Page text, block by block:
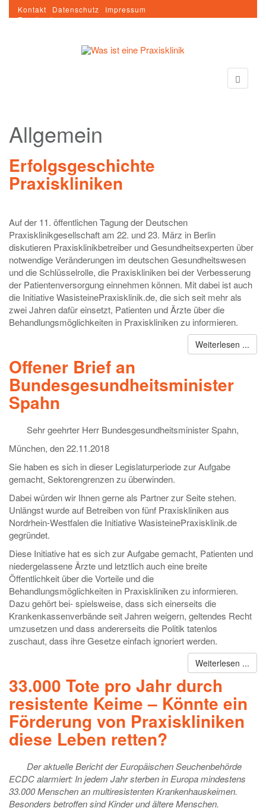
Kontakt Datenschutz
Impressum
Facebook
Allgemein
Erfolgsgeschichte
Praxiskliniken
Auf der 11. öffentlichen Tagung der Deutschen
Praxisklinikgesellschaft am 22. und 23. März in Berlin
diskutieren Praxisklinikbetreiber und Gesundheitsexperten über
notwendige Veränderungen im deutschen Gesundheitswesen
und die Schlüsselrolle, die Praxiskliniken bei der Verbesserung
der Patientenversorgung einnehmen können. Mit dabei ist auch
die Initiative WasisteinePraxisklinik.de, die sich seit mehr als
zwei Jahren dafür einsetzt, Patienten und Ärzte über die
Behandlungsmöglichkeiten in Praxiskliniken zu informieren.
Weiterlesen ...
Offener Brief an
Bundesgesundheitsminister
Spahn
Sehr geehrter Herr Bundesgesundheitsminister Spahn,
München, den 22.11.2018
Sie haben es sich in dieser Legislaturperiode zur Aufgabe
gemacht, Sektorengrenzen zu überwinden.
Dabei würden wir Ihnen gerne als Partner zur Seite stehen.
Unlängst wurde auf Betreiben von fünf Praxiskliniken aus
Nordrhein-Westfalen die Initiative WasisteinePraxisklinik.de
gegründet.
Diese Initiative hat es sich zur Aufgabe gemacht, Patienten und
niedergelassene Ärzte und letztlich auch eine breite
Öffentlichkeit über die Vorteile und die
Behandlungsmöglichkeiten in Praxiskliniken zu informieren.
Dazu gehört bei- spielsweise, dass sich einerseits die
Krankenkassenverbände seit Jahren weigern, geltendes Recht
umzusetzen und dass andererseits die Politik tatenlos
zuschaut, dass ihre Gesetze einfach ignoriert werden.
Weiterlesen ...
33.000 Tote pro Jahr durch
resistente Keime – Könnte ein
Förderung von Praxiskliniken
diese Leben retten?
Der aktuelle Bericht der Europäischen Seuchenbehörde
ECDC alarmiert: In jedem Jahr sterben in Europa mindestens
33.000 Menschen an multiresistenten Krankenhauskeimen.
Besonders betroffen sind Kinder und ältere Menschen.